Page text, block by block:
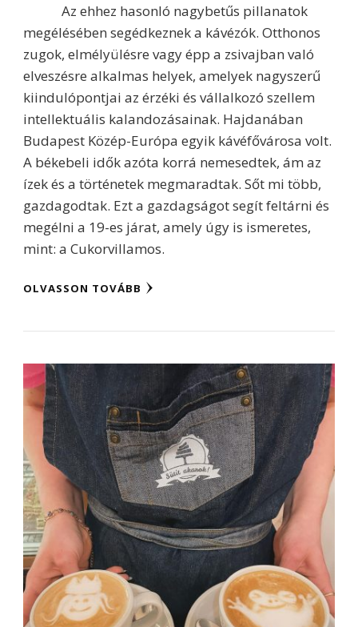
Az ehhez hasonló nagybetűs pillanatok
megélésében segédkeznek a kávézók. Otthonos
zugok, elmélyülésre vagy épp a zsivajban való
elveszésre alkalmas helyek, amelyek nagyszerű
kiindulópontjai az érzéki és vállalkozó szellem
intellektuális kalandozásainak. Hajdanában
Budapest Közép-Európa egyik kávéfővárosa volt.
A békebeli idők azóta korrá nemesedtek, ám az
ízek és a történetek megmaradtak. Sőt mi több,
gazdagodtak. Ezt a gazdagságot segít feltárni és
megélni a 19-es járat, amely úgy is ismeretes,
mint: a Cukorvillamos.
OLVASSON TOVÁBB